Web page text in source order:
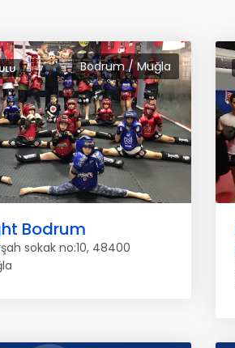
Bodrum / Muğla
Bodrum
sokak no:10, 48400